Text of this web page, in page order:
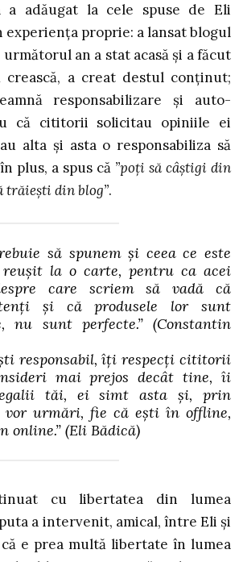
a adăugat la cele spuse de Eli
proprie: a lansat blogul
an a stat acasă și a făcut
a creat destul conținut;
responsabilizare și auto-
că cititorii solicitau opiniile ei
alta și asta o responsabiliza să
plus, a spus că ”poți să câștigi din
trăiești din blog”.
să spunem și ceea ce este
la o carte, pentru ca acei
care scriem să vadă că
și că produsele lor sunt
nu sunt perfecte.” (Constantin
responsabil, îți respecți cititorii
mai prejos decât tine, îi
tăi, ei simt asta și, prin
vor urmări, fie că ești în offline,
online.” (Eli Bădică)
cu libertatea din lumea
a intervenit, amical, între Eli și
e prea multă libertate în lumea